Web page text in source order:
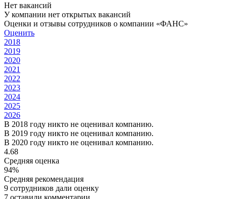
Нет вакансий
У компании нет открытых вакансий
Оценки и отзывы сотрудников о компании «ФАНС»
Оценить
2018
2019
2020
2021
2022
2023
2024
2025
2026
В 2018 году никто не оценивал компанию.
В 2019 году никто не оценивал компанию.
В 2020 году никто не оценивал компанию.
4.68
Средняя оценка
94%
Средняя рекомендация
9 сотрудников дали оценку
7 оставили комментарии